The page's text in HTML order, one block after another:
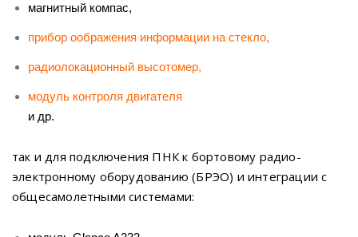
магнитный компас,
прибор оображения информации на стекло,
радиолокационный высотомер,
модуль контроля двигателя
и др.
так и для подключения ПНК к бортовому радио-
электронному оборудованию (БРЭО) и интеграции с
общесамолетными системами: